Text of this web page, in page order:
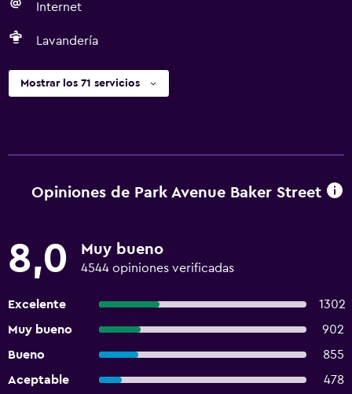
Internet
Lavandería
Mostrar los 71 servicios
Opiniones de Park Avenue Baker Street
8,0 Muy bueno
4544 opiniones verificadas
Excelente
1302
Muy bueno
902
Bueno
855
Aceptable
478